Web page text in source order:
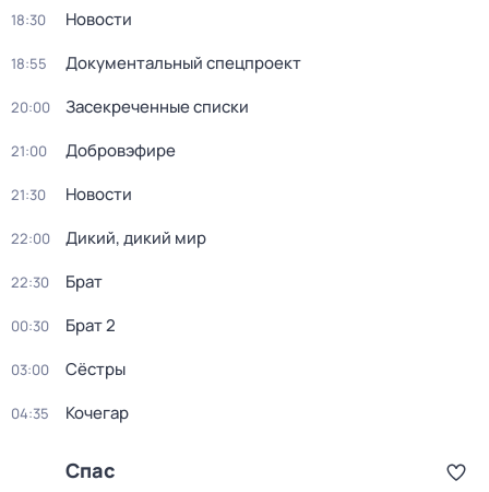
18:30 Новости
18:55 Документальный спецпроект
20:00 Заcекрeченные списки
21:00 Добровэфире
21:30 Новости
22:00 Дикий, дикий мир
22:30 Брат
00:30 Брат 2
03:00 Сёстры
04:35 Koчегар
Спас